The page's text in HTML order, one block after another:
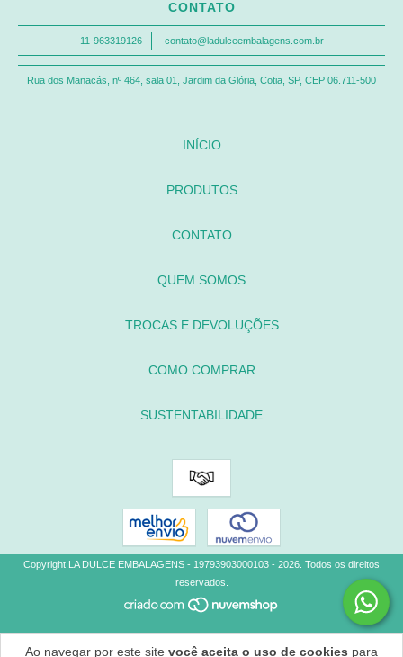
Ao navegar por este site você aceita o uso de cookies para
CONTATO
11-963319126 contato@ladulceembalagens.com.br
Rua dos Manacás, nº 464, sala 01, Jardim da Glória, Cotia, SP, CEP 06.711-500
INÍCIO
PRODUTOS
CONTATO
QUEM SOMOS
TROCAS E DEVOLUÇÕES
COMO COMPRAR
SUSTENTABILIDADE
Copyright LA DULCE EMBALAGENS - 19793903000103 - 2026. Todos os direitos
reservados.